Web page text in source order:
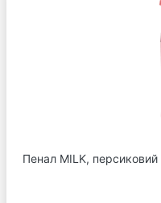
Пенал MILK, персиковий